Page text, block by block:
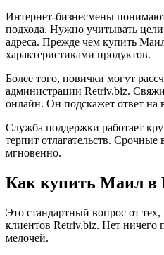
Интернет-бизнесмены
подхода. Нужно учитывать
адреса. Прежде чем купить
характеристиками продуктов.
Более того, новички могут
администрации Retriv.biz.
онлайн. Он подскажет ответ на
Служба поддержки работает
терпит отлагательств.
мгновенно.
Как купить Маил в
Это стандартный вопрос от тех,
клиентов Retriv.biz. Нет
мелочей.